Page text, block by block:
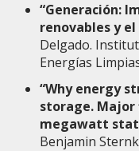
“Generación:
renovables y
Delgado.
Energías
“Why energy
storage.
megawatt
Benjamin